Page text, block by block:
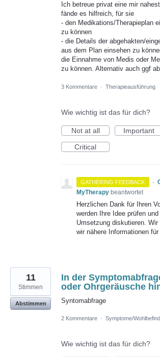
Ich betreue privat eine mir
fände es hilfreich, für sie
- den Medikations/Therapieplan
zu können
- die Details der abgehakten/
aus dem Plan einsehen zu
die Einnahme von Medis oder
zu können. Alternativ auch ggf
3 Kommentare · Therapieausführung
Wie wichtig ist das für dich?
Not at all
Important
Critical
GATHERING FEEDBACK ·
MyTherapy beantwortet
Herzlichen Dank für Ihren
werden Ihre Idee prüfen
Umsetzung diskutieren.
wir nähere Informationen für
In der
oder Ohrgeräusche
Syntomabfrage
11
Stimmen
Abstimmen
2 Kommentare · Symptome/
Wie wichtig ist das für dich?